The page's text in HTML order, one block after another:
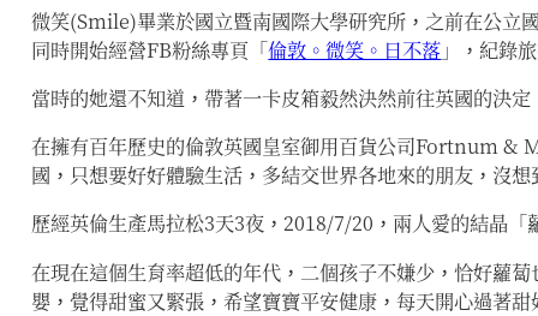
微笑(Smile)畢業於國立暨南國際大學研究所，之前在公立
同時開始經營FB粉絲專頁「倫敦。微笑。日不落 」，紀錄
當時的她還不知道，帶著一卡皮箱毅然決然前往英國的決
在擁有百年歷史的倫敦英國皇室御用百貨公司Fortnum &
國，只想要好好體驗生活，多結交世界各地來的朋友，沒
歷經英倫生產馬拉松3天3夜，2018/7/20，兩人愛的結晶
在現在這個生育率超低的年代，二個孩子不嫌少，恰好蘿
嬰，覺得甜蜜又緊張，希望寶寶平安健康，每天開心過著